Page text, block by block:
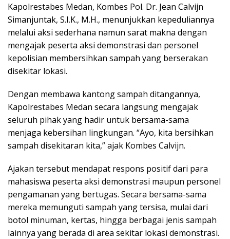
Kapolrestabes Medan, Kombes Pol. Dr. Jean Calvijn
Simanjuntak, S.I.K., M.H., menunjukkan kepeduliannya
melalui aksi sederhana namun sarat makna dengan
mengajak peserta aksi demonstrasi dan personel
kepolisian membersihkan sampah yang berserakan
disekitar lokasi.
Dengan membawa kantong sampah ditangannya,
Kapolrestabes Medan secara langsung mengajak
seluruh pihak yang hadir untuk bersama-sama
menjaga kebersihan lingkungan. “Ayo, kita bersihkan
sampah disekitaran kita,” ajak Kombes Calvijn.
Ajakan tersebut mendapat respons positif dari para
mahasiswa peserta aksi demonstrasi maupun personel
pengamanan yang bertugas. Secara bersama-sama
mereka memunguti sampah yang tersisa, mulai dari
botol minuman, kertas, hingga berbagai jenis sampah
lainnya yang berada di area sekitar lokasi demonstrasi.